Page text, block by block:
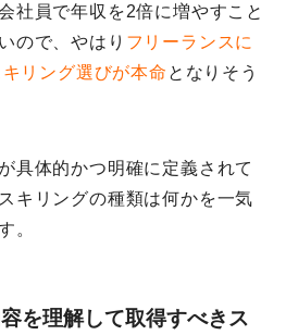
社員で年収を2倍に増やすこと
ので、やはり フリーランスに
リング選びが本命 となりそう
具体的かつ明確に定義されて
キリングの種類は何かを一気
。
を理解して取得すべきス